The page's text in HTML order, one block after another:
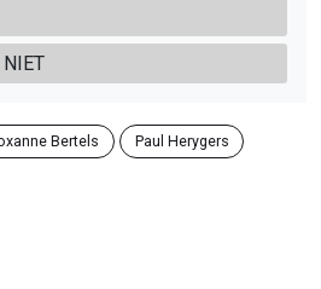
NIET
Bertels Paul Herygers